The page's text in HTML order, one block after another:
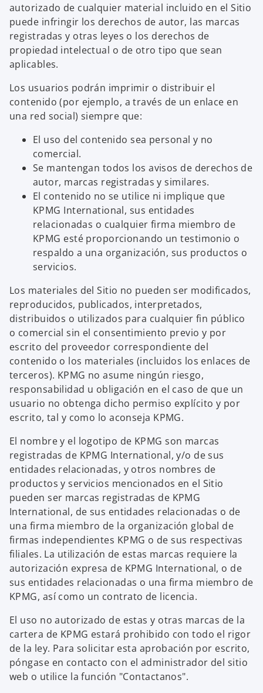
autorizado de cualquier material incluido en el Sitio
puede infringir los derechos de autor, las marcas
registradas y otras leyes o los derechos de
propiedad intelectual o de otro tipo que sean
aplicables.
Los usuarios podrán imprimir o distribuir el
contenido (por ejemplo, a través de un enlace en
una red social) siempre que:
El uso del contenido sea personal y no
comercial.
Se mantengan todos los avisos de derechos de
autor, marcas registradas y similares.
El contenido no se utilice ni implique que
KPMG International, sus entidades
relacionadas o cualquier firma miembro de
KPMG esté proporcionando un testimonio o
respaldo a una organización, sus productos o
servicios.
Los materiales del Sitio no pueden ser modificados,
reproducidos, publicados, interpretados,
distribuidos o utilizados para cualquier fin público
o comercial sin el consentimiento previo y por
escrito del proveedor correspondiente del
contenido o los materiales (incluidos los enlaces de
terceros). KPMG no asume ningún riesgo,
responsabilidad u obligación en el caso de que un
usuario no obtenga dicho permiso explícito y por
escrito, tal y como lo aconseja KPMG.
El nombre y el logotipo de KPMG son marcas
registradas de KPMG International, y/o de sus
entidades relacionadas, y otros nombres de
productos y servicios mencionados en el Sitio
pueden ser marcas registradas de KPMG
International, de sus entidades relacionadas o de
una firma miembro de la organización global de
firmas independientes KPMG o de sus respectivas
filiales. La utilización de estas marcas requiere la
autorización expresa de KPMG International, o de
sus entidades relacionadas o una firma miembro de
KPMG, así como un contrato de licencia.
El uso no autorizado de estas y otras marcas de la
cartera de KPMG estará prohibido con todo el rigor
de la ley. Para solicitar esta aprobación por escrito,
póngase en contacto con el administrador del sitio
web o utilice la función "Contactanos".